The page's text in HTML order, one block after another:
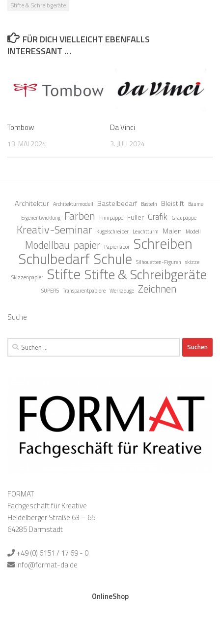
Stifte & Schreibgeräte
FÜR DICH VIELLEICHT EBENFALLS
INTERESSANT …
Tombow
13. MAI 2024
Da Vinci
3. JULI 2024
Architektur Architekturmodell Bastelbedarf Basteln Bleistift Bäume
Eigenentwicklung Farben Finnpappe Füller Grafik Graupappe
Kreativ-Seminar Kugelschreiber Leuchtturm Malen Modell
Modellbau papier Papierlabor Schreiben
Schulbedarf Schule Silhouetten-Figuren skizze
Skizzenpapier Stifte Stifte & Schreibgeräte
SUPER5 Transparentpapiere Werkzeuge Zeichnen
Suche
Suchen
nach:
FORMAT
Fachgeschäft für Kreative
Heidelberger Straße 63 – 65
64285 Darmstadt
+49 (0) 6151 / 17 69 - 0
info@format-da.de
OnlineShop